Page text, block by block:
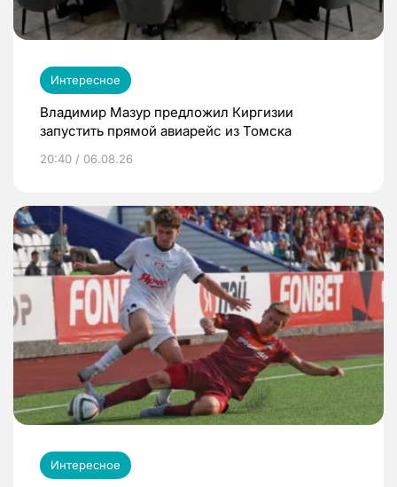
Интересное
Владимир Мазур предложил Киргизии
запустить прямой авиарейс из Томска
20:40 / 06.08.26
Интересное